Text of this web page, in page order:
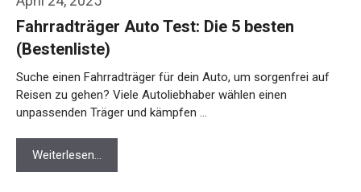
Fahrradträger Auto Test: Die 5 besten
(Bestenliste)
Suche einen Fahrradträger für dein Auto, um sorgenfrei auf
Reisen zu gehen? Viele Autoliebhaber wählen einen
unpassenden Träger und kämpfen …
Weiterlesen…